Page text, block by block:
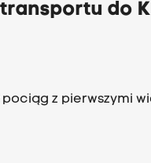
do
pociąg z pierwszymi